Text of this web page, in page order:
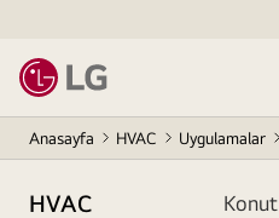
Anasayfa HVAC Uygulamalar
HVAC Konut